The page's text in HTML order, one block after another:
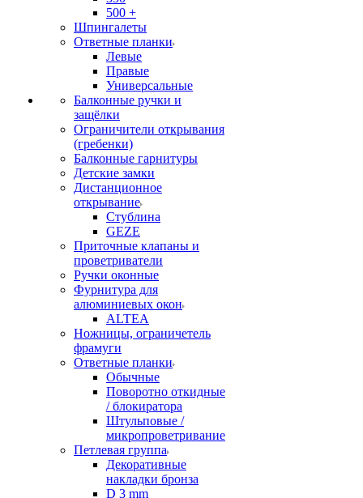
500 +
Шпингалеты
Ответные планки
Левые
Правые
Универсальные
Балконные ручки и
защёлки
Ограничители открывания
(гребенки)
Балконные гарнитуры
Детские замки
Дистанционное
открывание
Стублина
GEZE
Приточные клапаны и
проветриватели
Ручки оконные
Фурнитура для
алюминиевых окон
ALTEA
Ножницы, ограничетель
фрамуги
Ответные планки
Обычные
Поворотно откидные
/ блокиратора
Штульповые /
микропроветривание
Петлевая группа
Декоративные
накладки бронза
D 3 mm